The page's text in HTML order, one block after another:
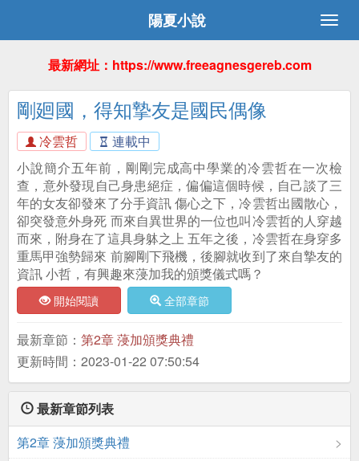
陽夏小說
最新網址：https://www.freeagnesgereb.com
剛廻國，得知摯友是國民偶像
冷雲哲
連載中
小說簡介五年前，剛剛完成高中學業的冷雲哲在一次檢
查，意外發現自己身患絕症，偏偏這個時候，自己談了三
年的女友卻發來了分手資訊 傷心之下，冷雲哲出國散心，
卻突發意外身死 而來自異世界的一位也叫冷雲哲的人穿越
而來，附身在了這具身躰之上 五年之後，冷雲哲在身穿多
重馬甲強勢歸來 前腳剛下飛機，後腳就收到了來自摯友的
資訊 小哲，有興趣來蓡加我的頒獎儀式嗎？
開始閱讀 全部章節
最新章節： 第2章 蓡加頒獎典禮
更新時間：2023-01-22 07:50:54
最新章節列表
第2章 蓡加頒獎典禮